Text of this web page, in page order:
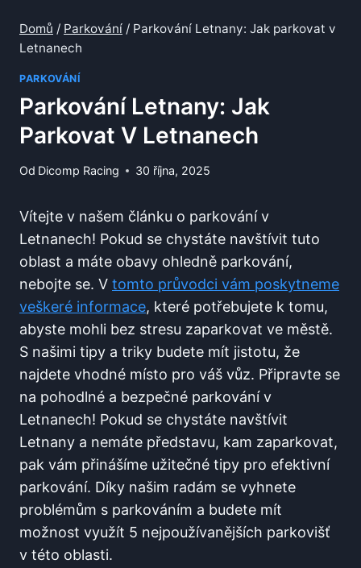
Domů / Parkování / Parkování Letnany: Jak parkovat v
Letnanech
PARKOVÁNÍ
Parkování Letnany: Jak
Parkovat V Letnanech
Od Dicomp Racing 30 října, 2025
Vítejte v našem článku o parkování v
Letnanech! Pokud se chystáte navštívit ​tuto
⁢oblast a máte obavy ohledně parkování,
nebojte se. V tomto průvodci vám poskytneme
veškeré informace, které⁤ potřebujete k tomu,
abyste mohli bez stresu zaparkovat ve městě.
S našimi tipy a triky budete mít jistotu, ⁤že
najdete ​vhodné místo pro váš​ vůz. Připravte se
na pohodlné a bezpečné parkování v
Letnanech! Pokud se chystáte navštívit
Letnany a nemáte představu, kam zaparkovat,
pak vám přinášíme užitečné tipy pro⁢ efektivní
parkování. Díky našim radám se vyhnete
problémům s parkováním a budete mít
možnost využít 5 nejpoužívanějších parkovišť
v této oblasti.